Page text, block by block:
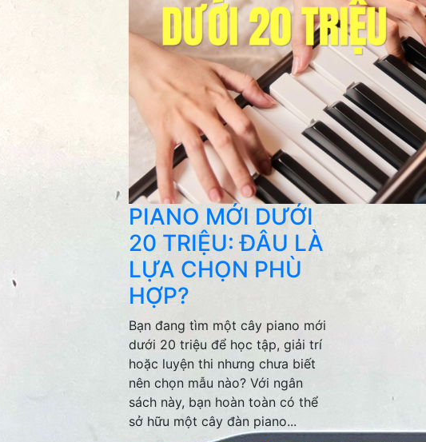
PIANO MỚI DƯỚI
20 TRIỆU: ĐÂU LÀ
LỰA CHỌN PHÙ
HỢP?
Bạn đang tìm một cây piano mới
dưới 20 triệu để học tập, giải trí
hoặc luyện thi nhưng chưa biết
nên chọn mẫu nào? Với ngân
sách này, bạn hoàn toàn có thể
sở hữu một cây đàn piano...